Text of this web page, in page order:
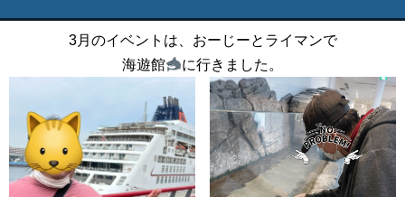
3月のイベントは、おーじーとライマンで
海遊館
に行きました。